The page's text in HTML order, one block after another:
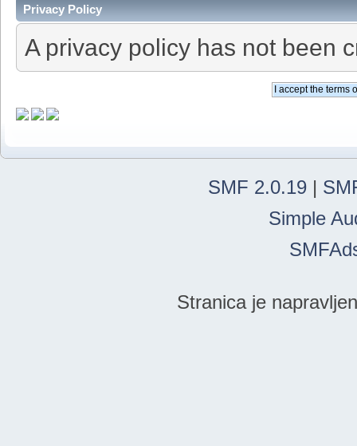
Privacy Policy
A privacy policy has not been
SMF 2.0.19 |
Simple
Stranica je